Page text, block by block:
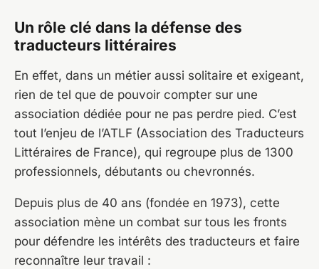
Un rôle clé dans la défense des
traducteurs littéraires
En effet, dans un métier aussi solitaire et exigeant,
rien de tel que de pouvoir compter sur une
association dédiée pour ne pas perdre pied. C’est
tout l’enjeu de l’ATLF (Association des Traducteurs
Littéraires de France), qui regroupe plus de 1300
professionnels, débutants ou chevronnés.
Depuis plus de 40 ans (fondée en 1973), cette
association mène un combat sur tous les fronts
pour défendre les intérêts des traducteurs et faire
reconnaître leur travail :